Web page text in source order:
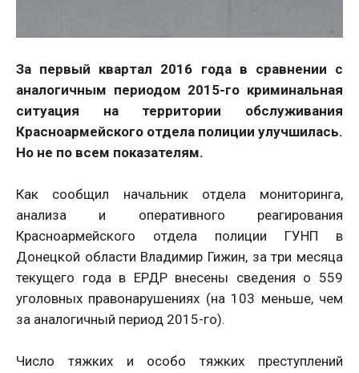
За первый квартал 2016 года в сравнении с
аналогичным периодом 2015-го криминальная
ситуация на территории обслуживания
Красноармейского отдела полиции улучшилась.
Но не по всем показателям.
Как сообщил начальник отдела мониторинга,
анализа и оперативного реагирования
Красноармейского отдела полиции ГУНП в
Донецкой области Владимир Гижин, за три месяца
текущего года в ЕРДР внесены сведения о 559
уголовных правонарушениях (на 103 меньше, чем
за аналогичный период 2015-го).
Число тяжких и особо тяжких преступлений